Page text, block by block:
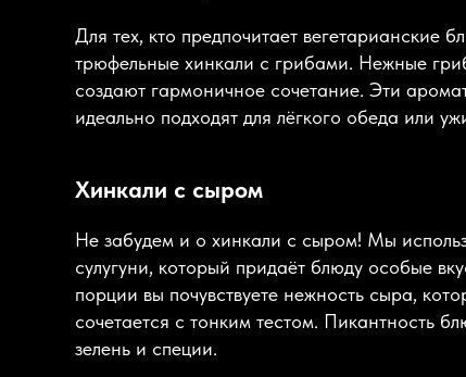
Для тех, кто предпочитает вегетарианские
трюфельные хинкали с грибами. Нежные
создают гармоничное сочетание. Эти
идеально подходят для лёгкого обеда или
Хинкали с сыром
Не забудем и о хинкали с сыром! Мы
сулугуни, который придаёт блюду особые
порции вы почувствуете нежность сыра,
сочетается с тонким тестом. Пикантность
зелень и специи.